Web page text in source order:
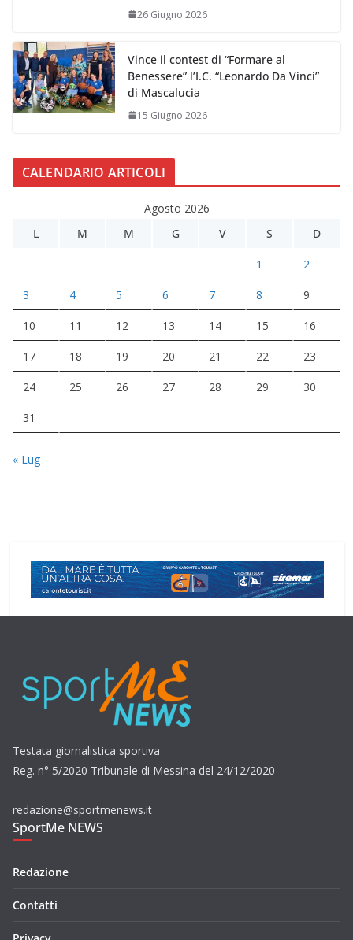
26 Giugno 2026
Vince il contest di “Formare al
Benessere” l’I.C. “Leonardo Da Vinci”
di Mascalucia
15 Giugno 2026
CALENDARIO ARTICOLI
Agosto 2026
L
M M G V S D
1 2
3 4 5 6 7 8 9
10 11 12 13 14 15 16
17 18 19 20 21 22 23
24 25 26 27 28 29 30
31
« Lug
Testata giornalistica sportiva
Reg. n° 5/2020 Tribunale di Messina del 24/12/2020
redazione@sportmenews.it
SportMe NEWS
Redazione
Contatti